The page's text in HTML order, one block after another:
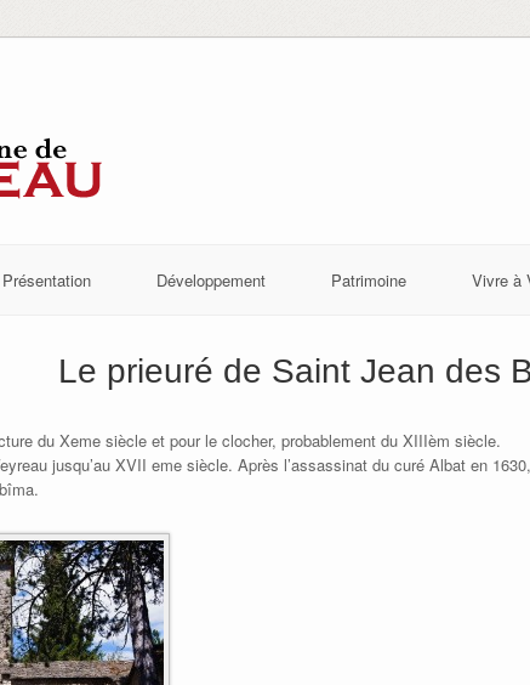
Présentation Développement Patrimoine Vivre à
Le prieuré de Saint Jean des
du Xeme siècle et pour le clocher, probablement du XIIIèm siècle.
jusqu’au XVII eme siècle. Après l’assassinat du curé Albat en